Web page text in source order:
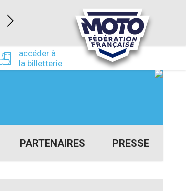
PARTENAIRES PRESSE
accéder à
la billetterie
NEVERS MAGNY-COURS (58)
du 24/09/2026 au 27/09/2026